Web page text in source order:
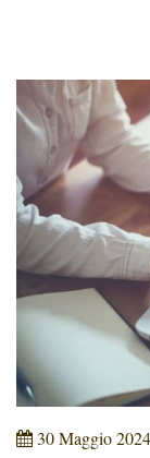
30 Maggio 2024